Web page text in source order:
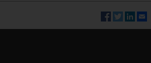
Email
LinkedIn
Twitter
Facebook